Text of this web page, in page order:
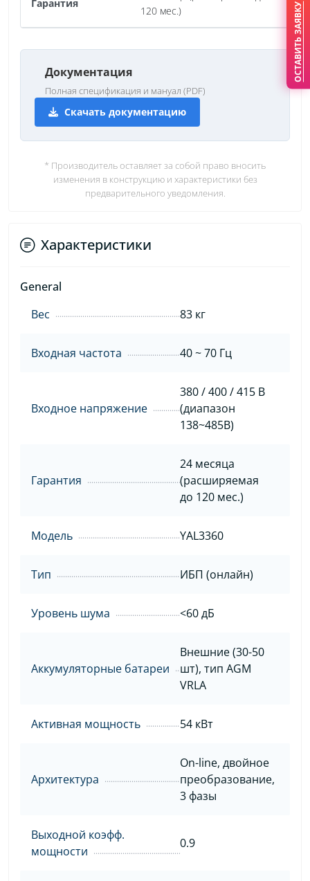
Гарантия
120 мес.)
Документация
Полная спецификация и мануал (PDF)
Скачать документацию
* Производитель оставляет за собой право вносить
изменения в конструкцию и характеристики без
предварительного уведомления.
Характеристики
General
Вес
83 кг
Входная частота 40 ~ 70 Гц
Входное напряжение
380 / 400 / 415 В
(диапазон
138~485В)
Гарантия
24 месяца
(расширяемая
до 120 мес.)
Модель YAL3360
Тип ИБП (онлайн)
Уровень шума <60 дБ
Аккумуляторные батареи
Внешние (30-50
шт), тип AGM
VRLA
Активная мощность 54 кВт
Архитектура
On-line, двойное
преобразование,
3 фазы
Выходной коэфф.
мощности
0.9
ОСТАВИТЬ ЗАЯВКУ